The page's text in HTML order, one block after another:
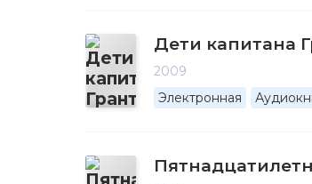
Дети капитана
2009
Электронная